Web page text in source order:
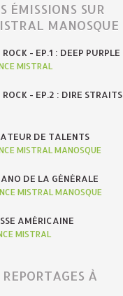
ÉMISSIONS SUR
MANOSQUE
- EP.1 : DEEP PURPLE
MISTRAL
ROCK - EP.2 : DIRE STRAITS
DE TALENTS
MISTRAL MANOSQUE
DE LA GÉNÉRALE
MISTRAL MANOSQUE
AMÉRICAINE
MISTRAL
À